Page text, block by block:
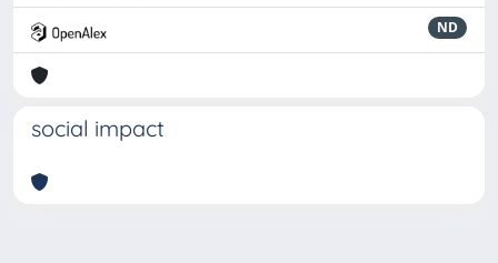
ND
social impact